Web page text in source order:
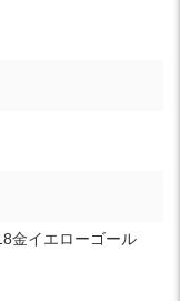
金イエローゴール